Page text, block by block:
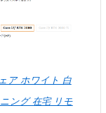
ア ホワイト 白
ング 在宅 リモ